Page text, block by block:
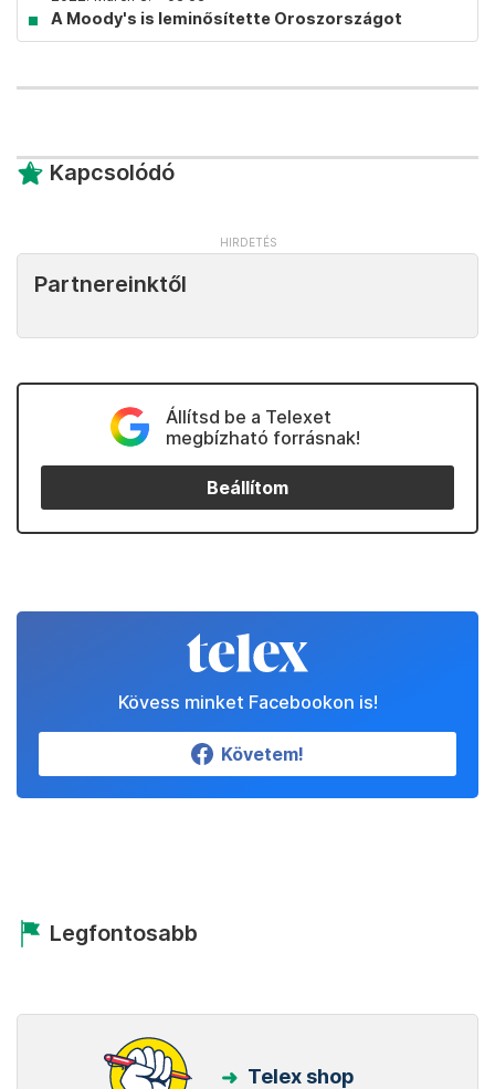
A Moody's is leminősítette Oroszországot
Kapcsolódó
Partnereinktől
Állítsd be a Telexet
megbízható forrásnak!
Beállítom
Kövess minket Facebookon is!
Követem!
Legfontosabb
Telex shop